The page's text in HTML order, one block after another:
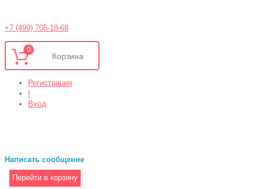
+7 (499) 705-18-68
0
Регистрация
Вход
Написать сообщение
Перейти в корзину